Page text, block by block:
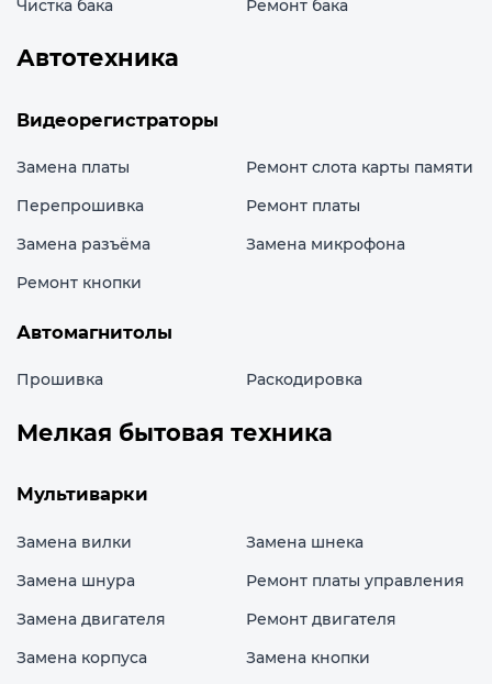
Чистка бака
Ремонт бака
Автотехника
Видеорегистраторы
Замена платы
Ремонт слота карты памяти
Перепрошивка
Ремонт платы
Замена разъёма
Замена микрофона
Ремонт кнопки
Автомагнитолы
Прошивка Раскодировка
Мелкая бытовая техника
Мультиварки
Замена вилки
Замена шнека
Замена шнура
Ремонт платы управления
Замена двигателя
Ремонт двигателя
Замена корпуса
Замена кнопки